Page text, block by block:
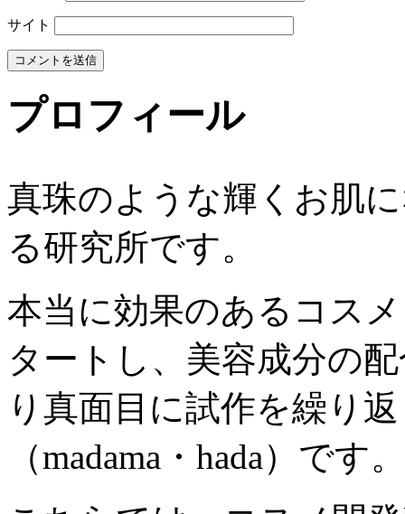
サイト
プロフィール
真珠のような輝くお肌
る研究所です。
本当に効果のあるコス
タートし、美容成分の
り真面目に試作を繰り
（madama・hada）です。